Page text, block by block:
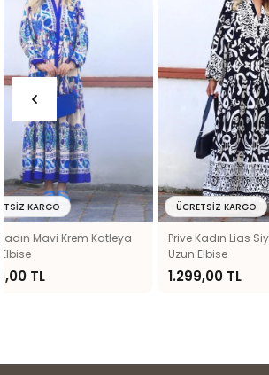
Prive Kadın Lias Siyah Katleya
Uzun Elbise
1.299,00 TL
ÜCRETSIZ KARGO
Prive
Maksi
Kol